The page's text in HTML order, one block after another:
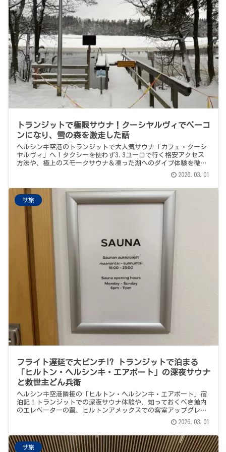
トランジットで極限サウナ！クーシヤルヴィでベーコ
ンになり、雪の森を激走した話
ヘルシンキ空港のトランジットで大人気サウナ「カフェ・クーシ
ヤルヴィ」へ！タクシーを使わず3.3ユーロで行く格安アクセス
方法や、極上のスモークサウナ＆凍った湖へのダイブ体験を徹底
解説。限られた時間で本場フィンランドを満喫する弾丸旅の記録
2026.03.01
サ旅
フライト遅延で大ピンチ!? トランジットで泊まる
「ヒルトン・ヘルシンキ・エアポート」の深夜サウナ
と救世主どん兵衛
ヘルシンキ空港隣接の「ヒルトン・ヘルシンキ・エアポート」宿
泊記！トランジットでの深夜サウナ体験や、知っておくべき館内
のエレベーターの罠、ヒルトンアメックスでの客室アップグレー
2026.03.01
サ旅